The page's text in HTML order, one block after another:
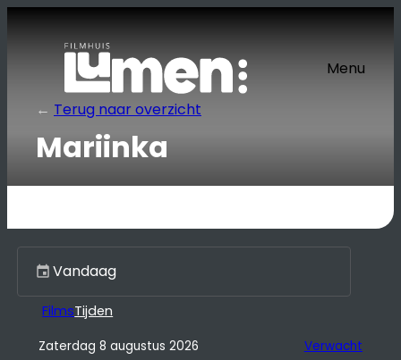
Ga
Menu
← Terug naar overzicht
Mariinka
Kies een dag
FilmsTijden
Zaterdag 8 augustus 2026 Verwacht